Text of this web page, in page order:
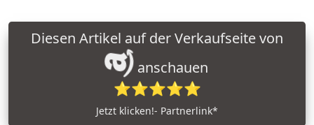
anschauen
⭐⭐⭐⭐⭐
Jetzt klicken!- Partnerlink*